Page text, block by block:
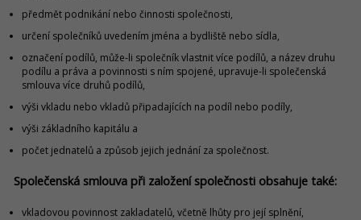
předmět podnikání nebo činnosti společnosti,
určení společníků uvedením jména a bydliště nebo sídla,
označení podílů, může-li společník vlastnit více podílů, a název druhu
podílu a práva a povinnosti s ním spojené, upravuje-li společenská
smlouva více druhů podílů,
výši vkladu nebo vkladů připadajících na podíl nebo podíly,
výši základního kapitálu a
počet jednatelů a způsob jejich jednání za společnost.
Společenská smlouva při založení společnosti obsahuje také:
vkladovou povinnost zakladatelů, včetně lhůty pro její splnění,